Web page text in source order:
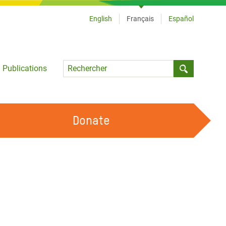
Publications
Language
English Français Español
Donate